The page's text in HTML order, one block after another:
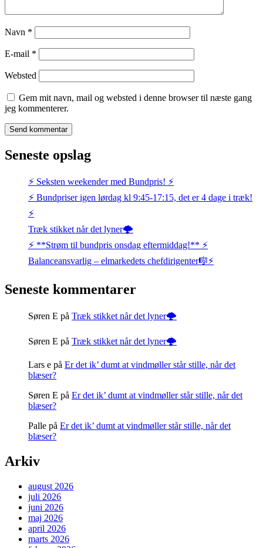
Navn *
E-mail *
Websted
Gem mit navn, mail og websted i denne browser til næste gang
jeg kommenterer.
Seneste opslag
⚡️ Seksten weekender med Bundpris! ⚡️
⚡️ Bundpriser igen lørdag kl 9:45-17:15, det er 4 dage i træk!
⚡️
Træk stikket når det lyner🌩️
⚡️ **Strøm til bundpris onsdag eftermiddag!** ⚡️
Balanceansvarlig – elmarkedets chefdirigenter🎼⚡
Seneste kommentarer
Søren E på Træk stikket når det lyner🌩️
Søren E på Træk stikket når det lyner🌩️
Lars e på Er det ik’ dumt at vindmøller står stille, når det
blæser?
Søren E på Er det ik’ dumt at vindmøller står stille, når det
blæser?
Palle på Er det ik’ dumt at vindmøller står stille, når det
blæser?
Arkiv
august 2026
juli 2026
juni 2026
maj 2026
april 2026
marts 2026